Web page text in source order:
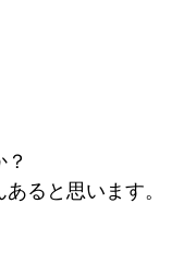
ると思います。